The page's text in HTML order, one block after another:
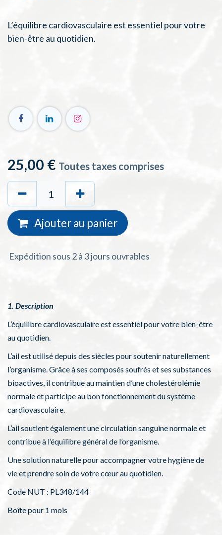
L’équilibre cardiovasculaire est essentiel pour votre
bien-être au quotidien.
25,00 € Toutes taxes comprises
Ajouter au panier
Expédition sous 2 à 3 jours ouvrables
1. Description
L’équilibre cardiovasculaire est essentiel pour votre bien-être
au quotidien.
L’ail est utilisé depuis des siècles pour soutenir naturellement
l’organisme. Grâce à ses composés soufrés et ses substances
bioactives, il contribue au maintien d’une cholestérolémie
normale et participe au bon fonctionnement du système
cardiovasculaire.
L’ail soutient également une circulation sanguine normale et
contribue à l’équilibre général de l’organisme.
Une solution naturelle pour accompagner votre hygiène de
vie et prendre soin de votre cœur au quotidien.
Code NUT : PL348/144
Boîte pour 1 mois